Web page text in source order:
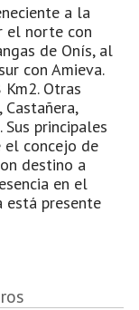
a la
el norte con
de Onís, al
con Amieva.
Otras
Sus principales
el concejo de
destino a
en el
está presente